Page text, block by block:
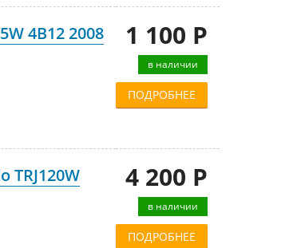
4B12 2008
1 100 Р
в наличии
ПОДРОБНЕЕ
TRJ120W
4 200 Р
в наличии
ПОДРОБНЕЕ